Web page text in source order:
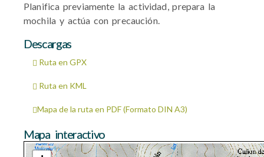
Planifica previamente la actividad, prepara la
mochila y actúa con precaución.
Descargas
Ruta en GPX
Ruta en KML
Mapa de la ruta en PDF (Formato DIN A3)
Mapa interactivo